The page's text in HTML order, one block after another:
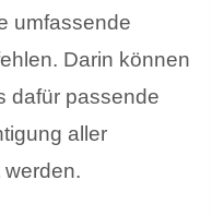
umfassende
Darin können
dafür passende
aller